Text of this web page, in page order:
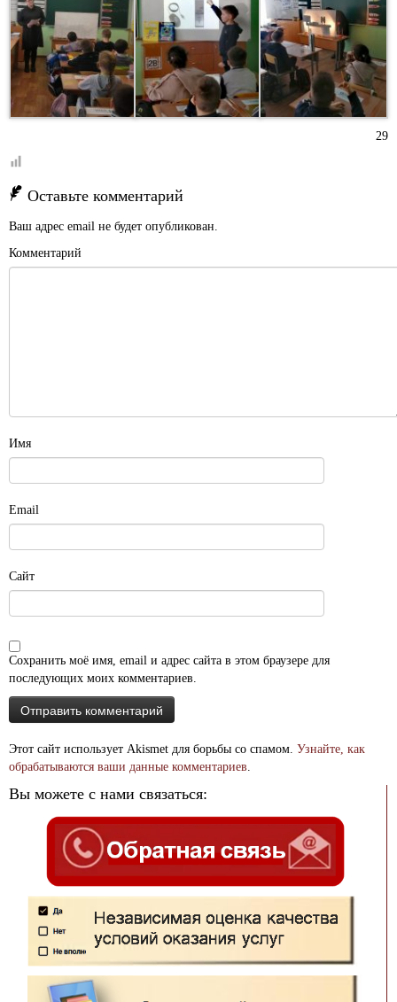
29
Оставьте комментарий
Ваш адрес email не будет опубликован.
Комментарий
Имя
Email
Сайт
Сохранить моё имя, email и адрес сайта в этом браузере для
последующих моих комментариев.
Этот сайт использует Akismet для борьбы со спамом. Узнайте, как
обрабатываются ваши данные комментариев.
Вы можете с нами связаться: